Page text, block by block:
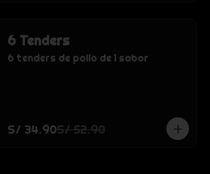
6 Tenders
6 tenders de pollo de 1 sabor
S/ 34.90S/ 52.90